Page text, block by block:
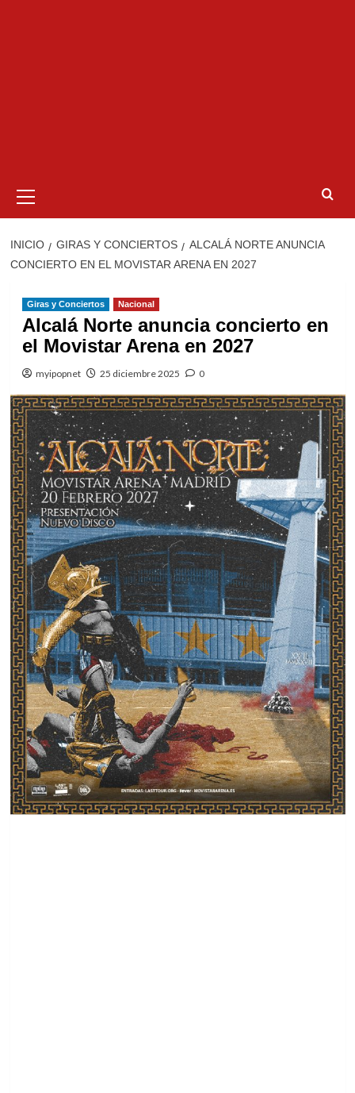
primario
INICIO GIRAS Y CONCIERTOS
ALCALÁ NORTE ANUNCIA
CONCIERTO EN EL MOVISTAR ARENA EN 2027
Giras y Conciertos Nacional
Alcalá Norte anuncia concierto en
el Movistar Arena en 2027
myipopnet 25 diciembre 2025 0